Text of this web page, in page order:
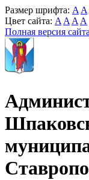
Размер шрифта: A A
Цвет сайта: A A A A
Полная версия сайта